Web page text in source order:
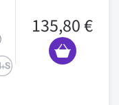
135,80 €